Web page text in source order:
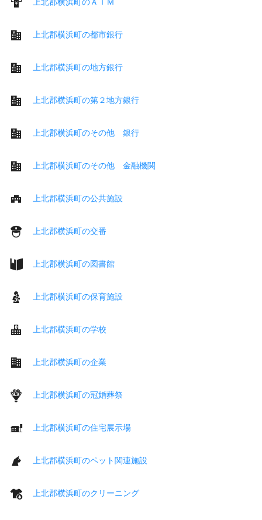
上北郡横浜町の都市銀行
上北郡横浜町の地方銀行
上北郡横浜町の第２地方銀行
上北郡横浜町のその他 銀行
上北郡横浜町のその他 金融機関
上北郡横浜町の公共施設
上北郡横浜町の交番
上北郡横浜町の図書館
上北郡横浜町の保育施設
上北郡横浜町の学校
上北郡横浜町の企業
上北郡横浜町の冠婚葬祭
上北郡横浜町の住宅展示場
上北郡横浜町のペット関連施設
上北郡横浜町のクリーニング